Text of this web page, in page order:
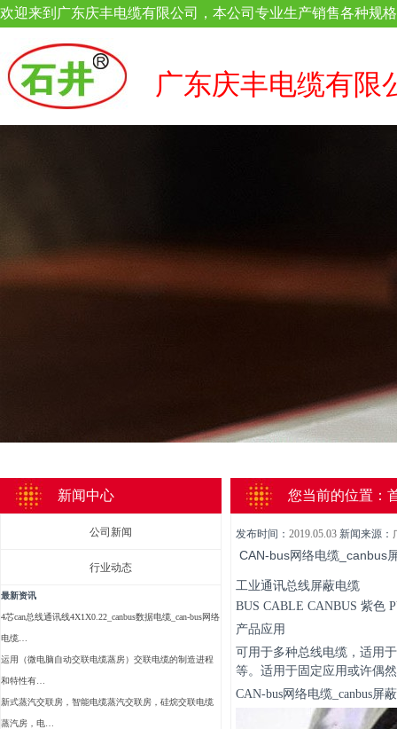
欢迎来到广东庆丰电缆有限公司，本公司专业生产销售各种规
广东庆丰电缆有限
新闻中心
公司新闻
行业动态
最新资讯
4芯can总线通讯线4X1X0.22_canbus数据电缆_can-bus网络
电缆…
运用（微电脑自动交联电缆蒸房）交联电缆的制造进程
和特性有…
新式蒸汽交联房，智能电缆蒸汽交联房，硅烷交联电缆
蒸汽房，电…
您当前的位置：
发布时间： 2019.05.03 新闻来源：
CAN-bus网络电缆_canbus
工业通讯总线屏蔽电缆
BUS CABLE CANBUS 紫色
产品应用
可用于多种总线电缆，适用
等。适用于固定应用或许偶
CAN-bus网络电缆_canbus屏